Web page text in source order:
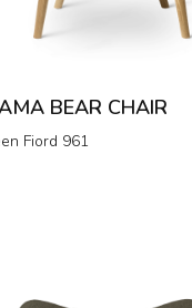
BEAR CHAIR
Fiord 961